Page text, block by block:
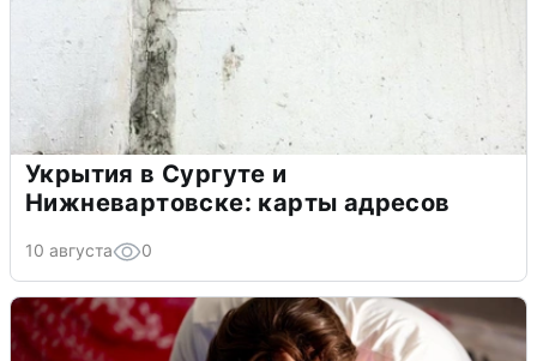
Укрытия в Сургуте и
Нижневартовске: карты адресов
10 августа 0